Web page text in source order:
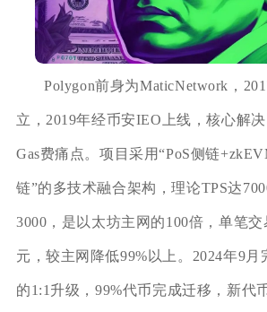
Polygon前身为MaticNetwork，
立，2019年经币安IEO上线，核心解
Gas费痛点。项目采用“PoS侧链
链”的多技术融合架构，理论TPS达
3000，是以太坊主网的100倍，单笔交
元，较主网降低99%以上。2024年9
的1:1升级，99%代币完成迁移，新代